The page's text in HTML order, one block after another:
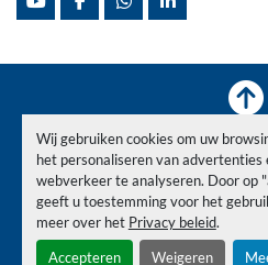
Wij gebruiken cookies om uw
het personaliseren van advertenties
webverkeer te analyseren. Door op
geeft u toestemming voor het
meer over het Privacy beleid.
Accepteren Weigeren
youtubefacebookwhatsapplinkedin
Cookies
© Copyright Diba
Voorraad Verkocht
Privacy